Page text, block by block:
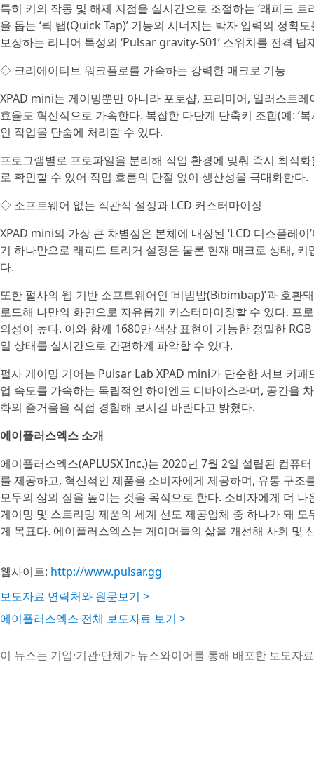
특히 키의 작동 및 해제 지점을 실시간으로 조절하는 ‘래피드
을 돕는 ‘퀵 탭(Quick Tap)’ 기능의 시너지는 박자 입력의 정확
보장하는 리니어 특성의 ‘Pulsar gravity-S01’ 스위치를 전격
◇ 크리에이티브 워크플로를 가속하는 강력한 매크로 기능
XPAD mini는 게이밍뿐만 아니라 포토샵, 프리미어, 일러스트
효율도 혁신적으로 가속한다. 복잡한 다단계 단축키 조합(예:
인 작업을 단숨에 처리할 수 있다.
프로그램별로 프로파일을 분리해 작업 환경에 맞춰 즉시 최적
로 확인할 수 있어 작업 흐름의 단절 없이 생산성을 극대화한다.
◇ 소프트웨어 없는 직관적 설정과 LCD 커스터마이징
XPAD mini의 가장 큰 차별점은 본체에 내장된 ‘LCD 디스플레
기 하나만으로 래피드 트리거 설정은 물론 현재 매크로 상태,
다.
또한 펄사의 웹 기반 소프트웨어인 ‘비빔밥(Bibimbap)’과 호
로드해 나만의 화면으로 자유롭게 커스터마이징할 수 있다. 프
의성이 높다. 이와 함께 1680만 색상 표현이 가능한 정밀한
일 상태를 실시간으로 간편하게 파악할 수 있다.
펄사 게이밍 기어는 Pulsar Lab XPAD mini가 단순한 서브 키
업 속도를 가속하는 독립적인 하이엔드 디바이스라며, 공간을
화의 즐거움을 직접 경험해 보시길 바란다고 밝혔다.
에이플러스엑스 소개
에이플러스엑스(APLUSX Inc.)는 2020년 7월 2일 설립된 컴퓨
를 제공하고, 혁신적인 제품을 소비자에게 제공하며, 유통 구
모두의 삶의 질을 높이는 것을 목적으로 한다. 소비자에게 더
게이밍 및 스트리밍 제품의 세계 선도 제공업체 중 하나가 돼
게 목표다. 에이플러스엑스는 게이머들의 삶을 개선해 사회 및
웹사이트: http://www.pulsar.gg
보도자료 연락처와 원문보기 >
에이플러스엑스 전체 보도자료 보기 >
이 뉴스는 기업·기관·단체가 뉴스와이어를 통해 배포한 보도자